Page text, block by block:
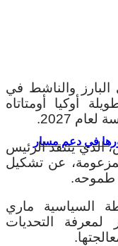
في دعم مسار
والناشط في
أوكيا أومتاتاه
2027.
ينتقد الرئيس
عن تشكيل
السياسية ماري
لمعرفة التحديات